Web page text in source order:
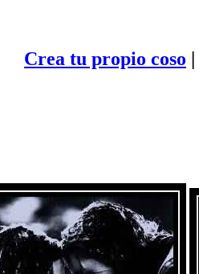
Crea tu propio coso |